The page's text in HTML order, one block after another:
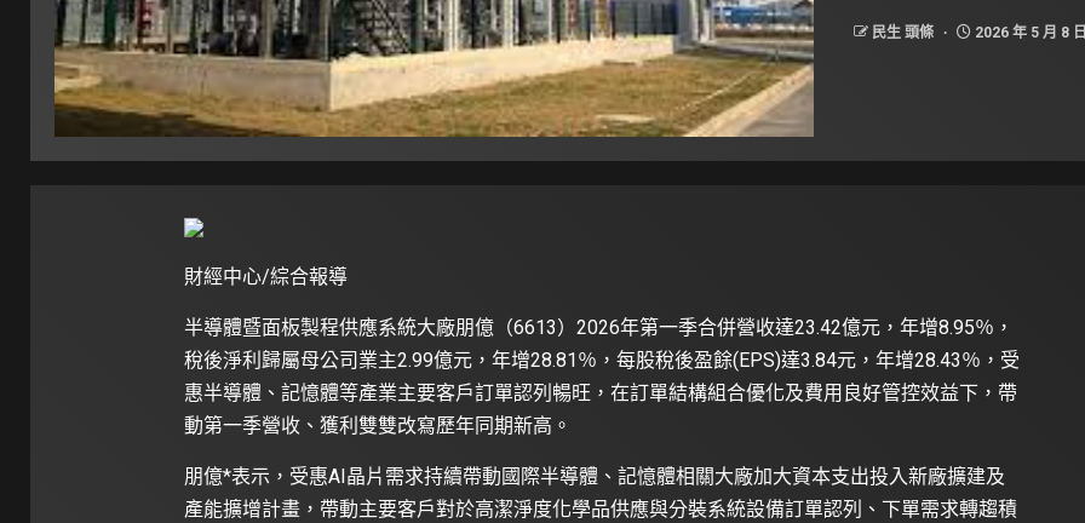
民生 頭條 2026 年 5 月 8 日
財經中心/綜合報導
半導體暨面板製程供應系統大廠朋億（6613）2026年第一季合併營收達23.42億元，年增8.95％，
稅後淨利歸屬母公司業主2.99億元，年增28.81％，每股稅後盈餘(EPS)達3.84元，年增28.43％，受
惠半導體、記憶體等產業主要客戶訂單認列暢旺，在訂單結構組合優化及費用良好管控效益下，帶
動第一季營收、獲利雙雙改寫歷年同期新高。
朋億*表示，受惠AI晶片需求持續帶動國際半導體、記憶體相關大廠加大資本支出投入新廠擴建及
產能擴增計畫，帶動主要客戶對於高潔淨度化學品供應與分裝系統設備訂單認列、下單需求轉趨積